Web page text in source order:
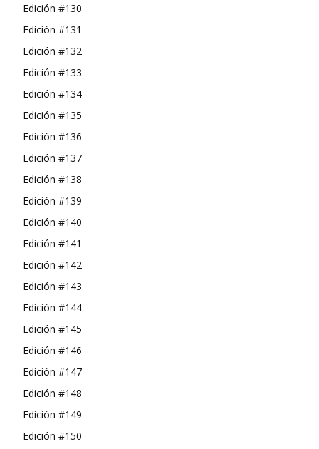
Edición #130
Edición #131
Edición #132
Edición #133
Edición #134
Edición #135
Edición #136
Edición #137
Edición #138
Edición #139
Edición #140
Edición #141
Edición #142
Edición #143
Edición #144
Edición #145
Edición #146
Edición #147
Edición #148
Edición #149
Edición #150